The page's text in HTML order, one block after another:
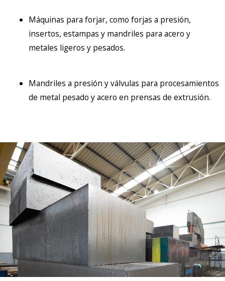
Máquinas para forjar, como forjas a presión,
insertos, estampas y mandriles para acero y
metales ligeros y pesados.
Mandriles a presión y válvulas para procesamientos
de metal pesado y acero en prensas de extrusión.